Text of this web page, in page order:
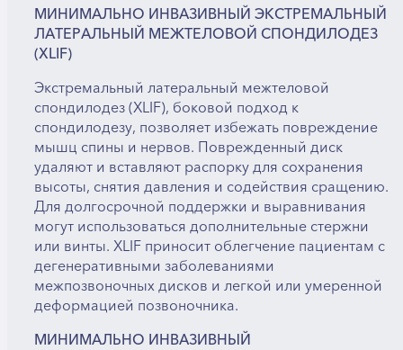
МИНИМАЛЬНО ИНВАЗИВНЫЙ ЭКСТРЕМАЛЬНЫЙ
ЛАТЕРАЛЬНЫЙ МЕЖТЕЛОВОЙ СПОНДИЛОДЕЗ
(XLIF)
Экстремальный латеральный межтеловой
спондилодез (XLIF), боковой подход к
спондилодезу, позволяет избежать повреждение
мышц спины и нервов. Поврежденный диск
удаляют и вставляют распорку для сохранения
высоты, снятия давления и содействия сращению.
Для долгосрочной поддержки и выравнивания
могут использоваться дополнительные стержни
или винты. XLIF приносит облегчение пациентам с
дегенеративными заболеваниями
межпозвоночных дисков и легкой или умеренной
деформацией позвоночника.
МИНИМАЛЬНО ИНВАЗИВНЫЙ